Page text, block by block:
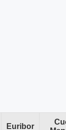
Euribor